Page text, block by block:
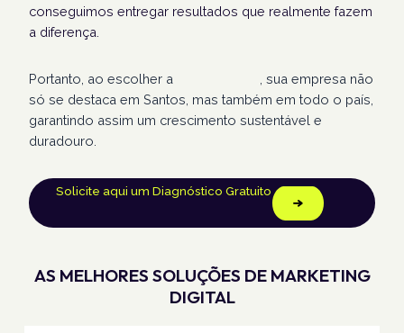
conseguimos entregar resultados que realmente fazem
a diferença.
Portanto, ao escolher a
, sua empresa não
só se destaca em Santos, mas também em todo o país,
garantindo assim um crescimento sustentável e
duradouro.
Solicite aqui um Diagnóstico Gratuito
AS MELHORES SOLUÇÕES DE MARKETING
DIGITAL